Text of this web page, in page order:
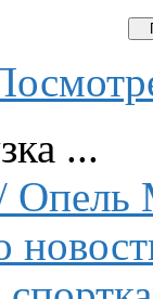
...